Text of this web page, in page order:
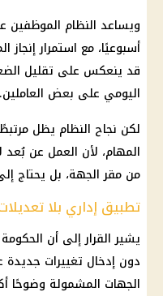
ويساعد النظام الموظفين
أسبوعيًا، مع استمرار إنجاز
قد ينعكس على تقليل
اليومي على بعض العاملين.
لكن نجاح النظام يظل
المهام، لأن العمل عن
من مقر الجهة، بل يحتاج
تطبيق إداري بلا
يشيرالقرارإلى أن الحكومة
دون إدخال تغييرات جديدة
الجهات المشمولة وضوحًا